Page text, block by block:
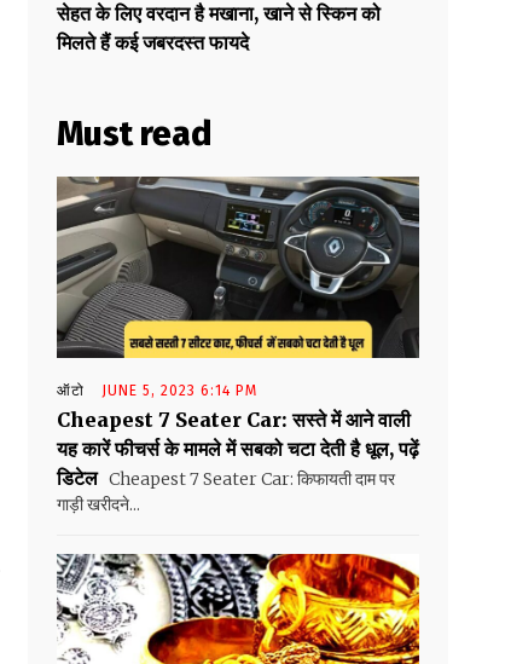
सेहत के लिए वरदान है मखाना, खाने से स्किन को
मिलते हैं कई जबरदस्त फायदे
Must read
ऑटो JUNE 5, 2023 6:14 PM
Cheapest 7 Seater Car: सस्ते में आने वाली
यह कारें फीचर्स के मामले में सबको चटा देती है धूल, पढ़ें
डिटेल Cheapest 7 Seater Car: किफायती दाम पर
गाड़ी खरीदने...